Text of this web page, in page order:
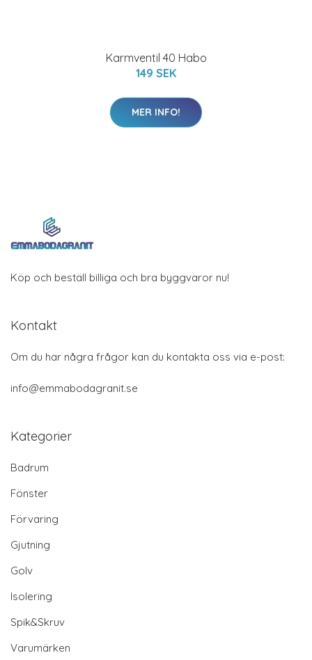
Karmventil 40 Habo
149 SEK
MER INFO!
Köp och beställ billiga och bra byggvaror nu!
Kontakt
Om du har några frågor kan du kontakta oss via e-post:
info@emmabodagranit.se
Kategorier
Badrum
Fönster
Förvaring
Gjutning
Golv
Isolering
Spik&Skruv
Varumärken